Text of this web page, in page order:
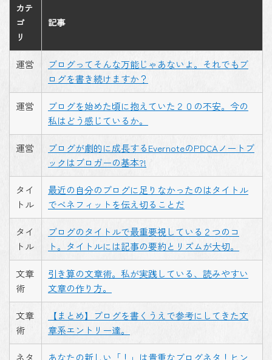
カテ
ゴ
リ
記事
運営
ブログってそんな万能じゃあないよ。それでもブ
ログを書き続けますか？
運営
ブログを始めた頃に抱えていた２０の不安。今の
私はどう感じているか。
運営
ブログが劇的に成長するEvernoteのPDCAノートブ
ックはブロガーの基本?!
タイ
トル
最近の自分のブログに足りなかったのはタイトル
でベネフィットを伝え切ることだ
タイ
トル
ブログのタイトルで最重要視している２つのコ
ト。タイトルには記事の要約とリズムが大切。
文章
術
引き算の文章術。私が実践している、読みやすい
文章の作り方。
文章
術
【まとめ】ブログを書くうえで参考にしてきた文
章系エントリー達。
ネタ あなたの新しい「！」は貴重なブログネタ！ヒン